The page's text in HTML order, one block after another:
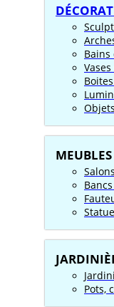
Bains
Pots,